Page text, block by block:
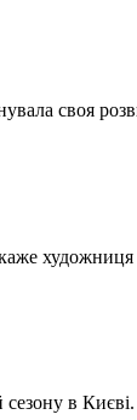
своя
в Києві.